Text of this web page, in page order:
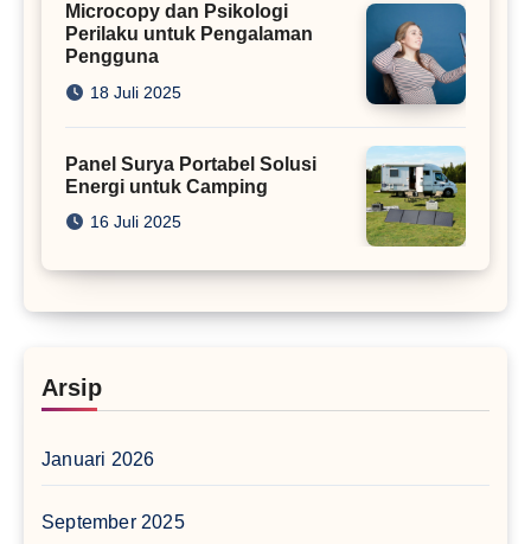
Microcopy dan Psikologi
Perilaku untuk Pengalaman
Pengguna
18 Juli 2025
Panel Surya Portabel Solusi
Energi untuk Camping
16 Juli 2025
Arsip
Januari 2026
September 2025